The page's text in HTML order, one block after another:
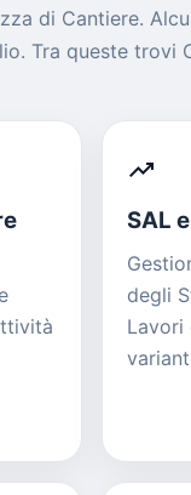
di Cantiere.
Tra queste trovi
trending_up
SAL
degli
Lavori